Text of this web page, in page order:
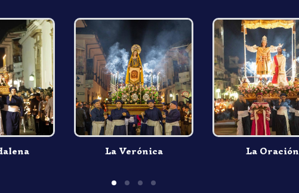
La Verónica La Oración